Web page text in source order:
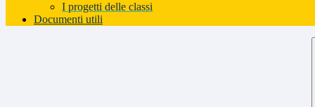
I progetti delle classi
Documenti utili